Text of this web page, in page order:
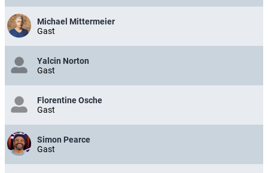
Michael Mittermeier
Gast
Yalcin Norton
Gast
Florentine Osche
Gast
Simon Pearce
Gast